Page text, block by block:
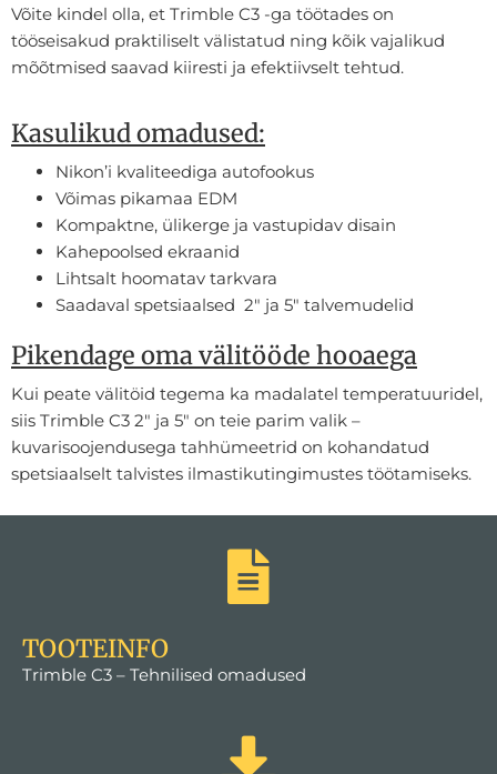
Võite kindel olla, et Trimble C3 -ga töötades on
tööseisakud praktiliselt välistatud ning kõik vajalikud
mõõtmised saavad kiiresti ja efektiivselt tehtud.
Kasulikud omadused:
Nikon’i kvaliteediga autofookus
Võimas pikamaa EDM
Kompaktne, ülikerge ja vastupidav disain
Kahepoolsed ekraanid
Lihtsalt hoomatav tarkvara
Saadaval spetsiaalsed 2″ ja 5″ talvemudelid
Pikendage oma välitööde hooaega
Kui peate välitöid tegema ka madalatel temperatuuridel,
siis Trimble C3 2″ ja 5″ on teie parim valik –
kuvarisoojendusega tahhümeetrid on kohandatud
spetsiaalselt talvistes ilmastikutingimustes töötamiseks.
TOOTEINFO
Trimble C3 – Tehnilised omadused